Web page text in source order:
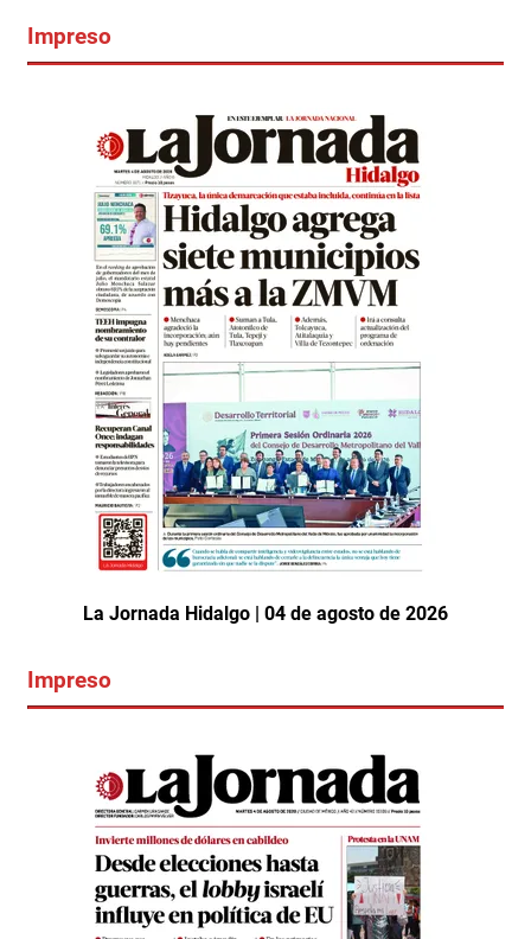
Impreso
La Jornada Hidalgo | 04 de agosto de 2026
Impreso